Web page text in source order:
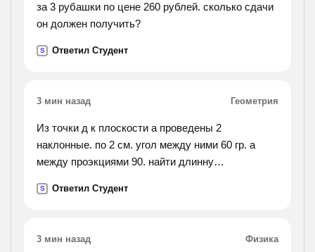
за 3 рубашки по цене 260 рублей. сколько сдачи
он должен получить?
S Ответил Студент
3 мин назад Геометрия
Из точки д к плоскости а проведены 2
наклонные. по 2 см. угол между ними 60 гр. а
между проэкциями 90. найти длинну
S Ответил Студент
3 мин назад Физика